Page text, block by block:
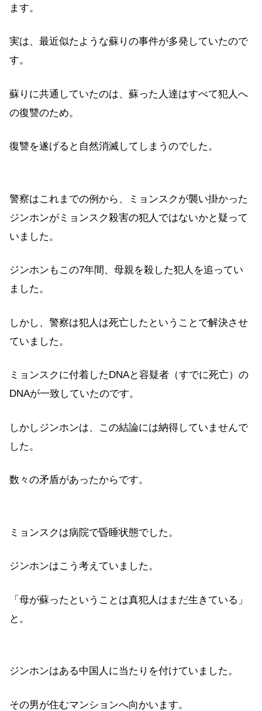
ます。
実は、最近似たような蘇りの事件が多発していたので
す。
蘇りに共通していたのは、蘇った人達はすべて犯人へ
の復讐のため。
復讐を遂げると自然消滅してしまうのでした。
警察はこれまでの例から、ミョンスクが襲い掛かった
ジンホンがミョンスク殺害の犯人ではないかと疑って
いました。
ジンホンもこの7年間、母親を殺した犯人を追ってい
ました。
しかし、警察は犯人は死亡したということで解決させ
ていました。
ミョンスクに付着したDNAと容疑者（すでに死亡）の
DNAが一致していたのです。
しかしジンホンは、この結論には納得していませんで
した。
数々の矛盾があったからです。
ミョンスクは病院で昏睡状態でした。
ジンホンはこう考えていました。
「母が蘇ったということは真犯人はまだ生きている」
と。
ジンホンはある中国人に当たりを付けていました。
その男が住むマンションへ向かいます。